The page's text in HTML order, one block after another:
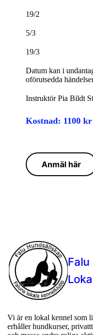
19/2
5/3
19/3
Datum kan i
oförutsedda
Instruktör Pia Bildt
Kostnad: 1100 kr
Anmäl här
Vi är en lokal kennel som
erhåller hundkurser,